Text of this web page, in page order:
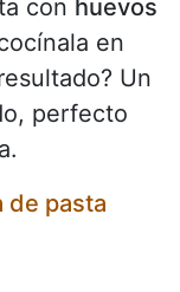
con huevos
en
Un
perfecto
de pasta